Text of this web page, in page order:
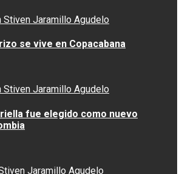
Stiven Jaramillo Agudelo
se vive en Copacabana
Stiven Jaramillo Agudelo
fue elegido como nuevo
Jaramillo Agudelo